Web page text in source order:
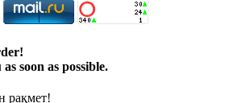
soon as possible.
рақмет!